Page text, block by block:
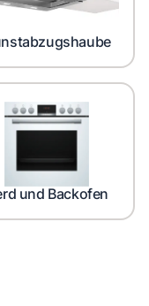
und Backofen